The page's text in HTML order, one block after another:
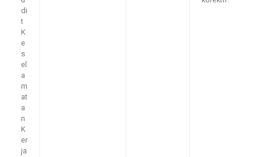
di
t
K
e
s
el
a
m
at
a
n
K
er
ja